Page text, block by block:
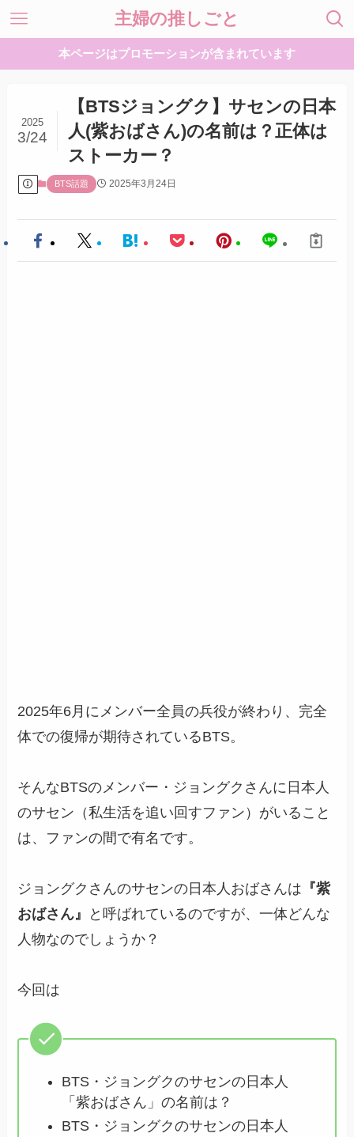
主婦の推しごと
本ページはプロモーションが含まれています
【BTSジョングク】サセンの日本
人(紫おばさん)の名前は？正体は
ストーカー？
2025
3/24
BTS話題 2025年3月24日
2025年6月にメンバー全員の兵役が終わり、完全
体での復帰が期待されているBTS。
そんなBTSのメンバー・ジョングクさんに日本人
のサセン（私生活を追い回すファン）がいること
は、ファンの間で有名です。
ジョングクさんのサセンの日本人おばさんは 『紫
おばさん』
と呼ばれているのですが、一体どんな
人物なのでしょうか？
今回は
BTS・ジョングクのサセンの日本人
「紫おばさん」の名前は？
BTS・ジョングクのサセンの日本人